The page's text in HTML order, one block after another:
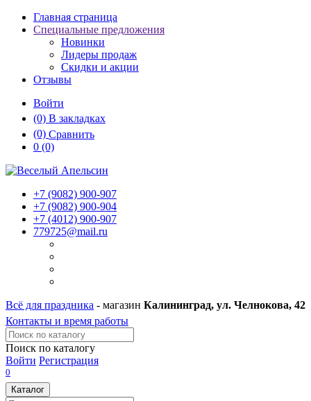
Главная страница
Специальные предложения
Новинки
Лидеры продаж
Скидки и акции
Отзывы
Войти
(0) В закладках
(0) Сравнить
0 (0)
+7 (9082) 900-907
+7 (9082) 900-904
+7 (4012) 900-907
779725@mail.ru
Всё для праздника - магазин Калининград, ул. Челнокова, 42
Контакты и время работы
Поиск по каталогу
Войти Регистрация
0
Каталог